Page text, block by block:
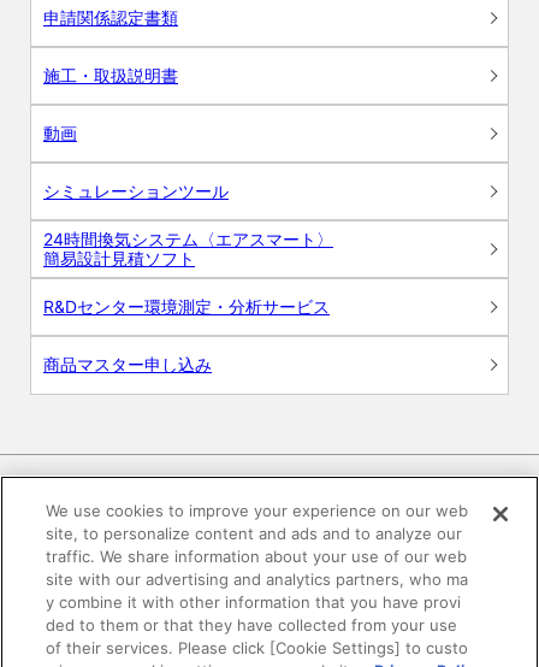
申請関係認定書類
施工・取扱説明書
動画
シミュレーションツール
24時間換気システム〈エアスマート〉
簡易設計見積ソフト
R&Dセンター環境測定・分析サービス
商品マスター申し込み
電子公告 このWEBサイトについて
プライバシーポリシー
SNSコミュニティガイドライン サイトマップ
We use cookies to improve your experience on our web
site, to personalize content and ads and to analyze our
traffic. We share information about your use of our web
site with our advertising and analytics partners, who ma
y combine it with other information that you have provi
ded to them or that they have collected from your use
of their services. Please click [Cookie Settings] to custo